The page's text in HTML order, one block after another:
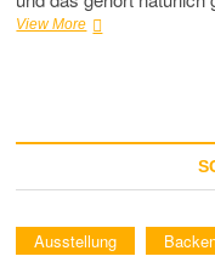
View More250
Werkverzeichnisse
Ausstellung